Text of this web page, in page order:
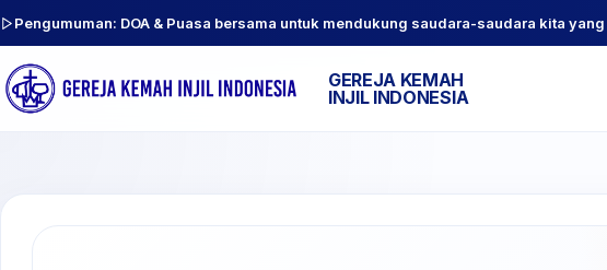
Pengumuman: DOA & Puasa bersama untuk mendukung saudara-saudara kita
GEREJA KEMAH
INJIL INDONESIA